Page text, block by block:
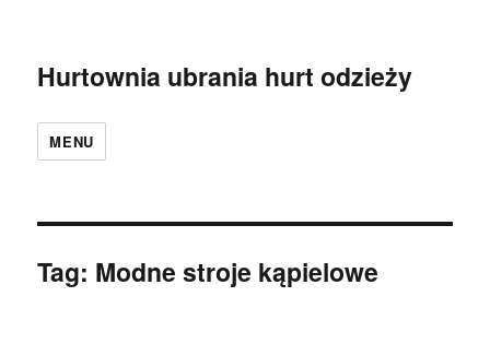
Hurtownia ubrania hurt odzieży
MENU
Tag: Modne stroje kąpielowe